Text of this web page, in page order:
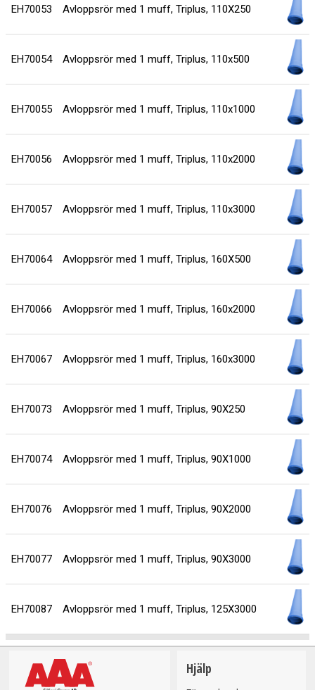
EH70053 Avloppsrör med 1 muff, Triplus, 110X250
EH70054 Avloppsrör med 1 muff, Triplus, 110x500
EH70055 Avloppsrör med 1 muff, Triplus, 110x1000
EH70056 Avloppsrör med 1 muff, Triplus, 110x2000
EH70057 Avloppsrör med 1 muff, Triplus, 110x3000
EH70064 Avloppsrör med 1 muff, Triplus, 160X500
EH70066 Avloppsrör med 1 muff, Triplus, 160x2000
EH70067 Avloppsrör med 1 muff, Triplus, 160x3000
EH70073 Avloppsrör med 1 muff, Triplus, 90X250
EH70074 Avloppsrör med 1 muff, Triplus, 90X1000
EH70076 Avloppsrör med 1 muff, Triplus, 90X2000
EH70077 Avloppsrör med 1 muff, Triplus, 90X3000
EH70087 Avloppsrör med 1 muff, Triplus, 125X3000
Hjälp